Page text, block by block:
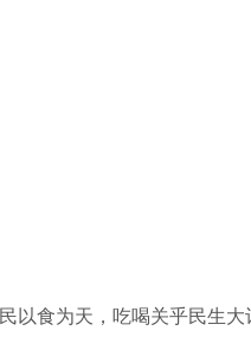
民以食为天，吃喝关乎民生